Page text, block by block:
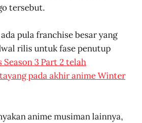
tersebut.
pula franchise besar yang
rilis untuk fase penutup
Season 3 Part 2 telah
pada akhir anime Winter
anime musiman lainnya,